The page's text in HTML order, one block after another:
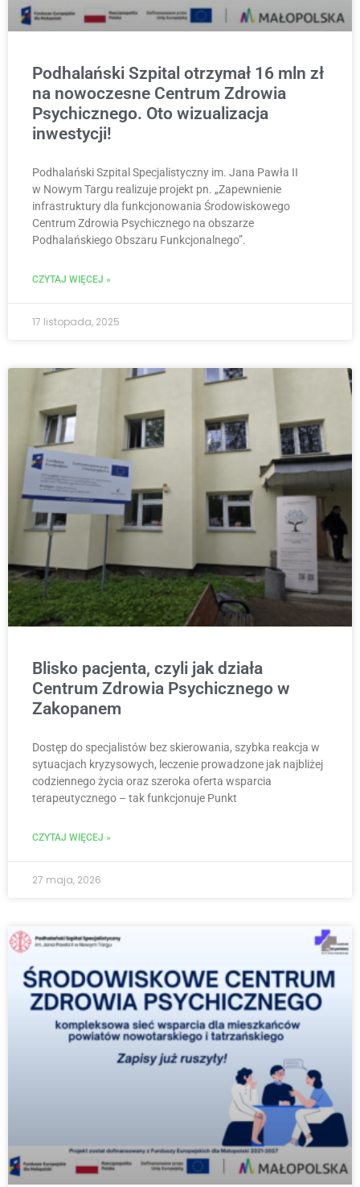
Podhalański Szpital otrzymał 16 mln zł
na nowoczesne Centrum Zdrowia
Psychicznego. Oto wizualizacja
inwestycji!
Podhalański Szpital Specjalistyczny im. Jana Pawła II
w Nowym Targu realizuje projekt pn. „Zapewnienie
infrastruktury dla funkcjonowania Środowiskowego
Centrum Zdrowia Psychicznego na obszarze
Podhalańskiego Obszaru Funkcjonalnego”.
CZYTAJ WIĘCEJ »
17 listopada, 2025
Blisko pacjenta, czyli jak działa
Centrum Zdrowia Psychicznego w
Zakopanem
Dostęp do specjalistów bez skierowania, szybka reakcja w
sytuacjach kryzysowych, leczenie prowadzone jak najbliżej
codziennego życia oraz szeroka oferta wsparcia
terapeutycznego – tak funkcjonuje Punkt
CZYTAJ WIĘCEJ »
27 maja, 2026